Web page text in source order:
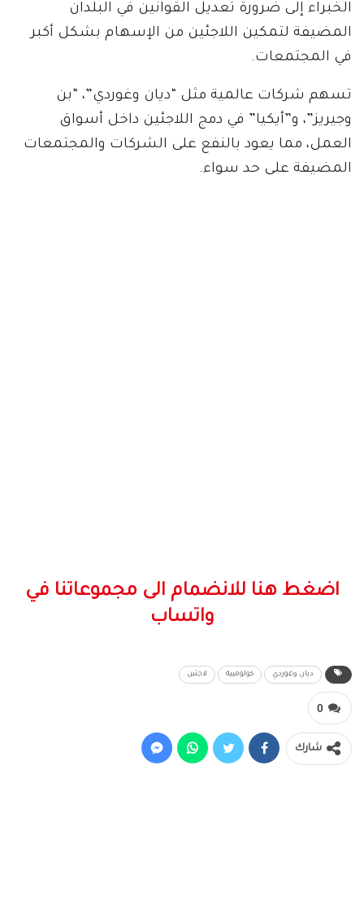
الخبراء إلى ضرورة تعديل القوانين في البلدان
المضيفة لتمكين اللاجئين من الإسهام بشكل أكبر
في المجتمعات.
تسهم شركات عالمية مثل “ديان وغوردي”، “بن
وجيريز”، و”أيكيا” في دمج اللاجئين داخل أسواق
العمل، مما يعود بالنفع على الشركات والمجتمعات
المضيفة على حد سواء.
اضغط هنا للانضمام الى مجموعاتنا في
واتساب
ديان وغوردي كولومبية لاجئين
0
شارك